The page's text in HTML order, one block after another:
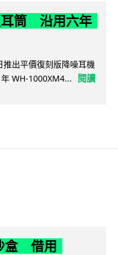
耳筒 沿用六年
出平價復刻版降噪耳機
WH-1000XM4...
閱讀
盒 借用